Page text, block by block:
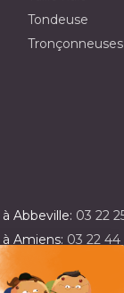
Tondeuse
Tronçonneuses
Abbeville: 03 22
Amiens: 03 22
Dainville:
03 21
Fillièvres:03 21